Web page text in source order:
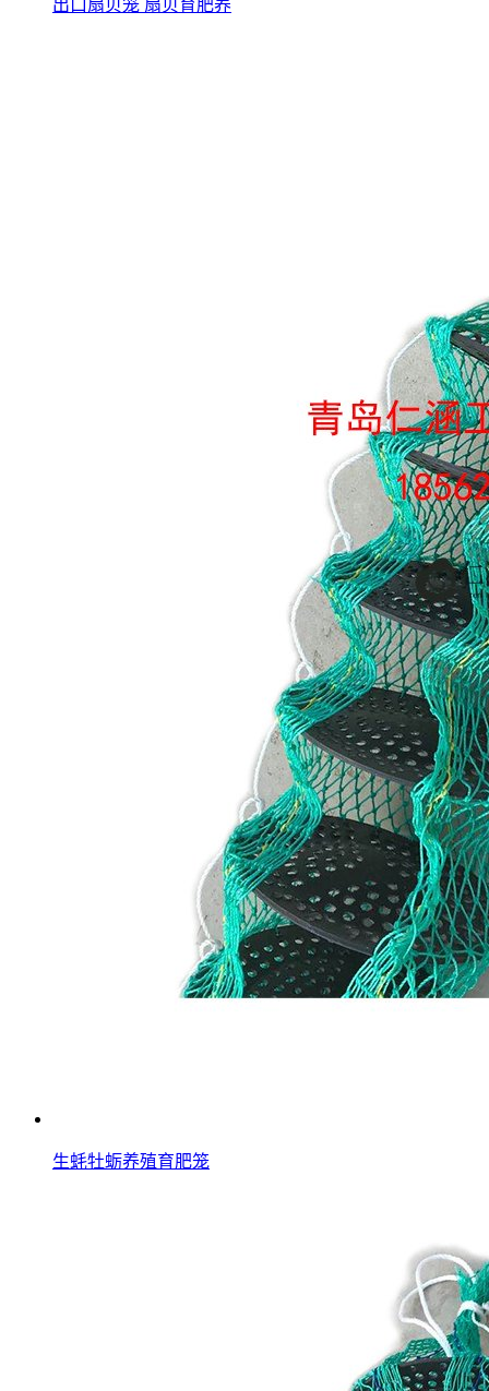
出口扇贝笼 扇贝育肥养
生蚝牡蛎养殖育肥笼